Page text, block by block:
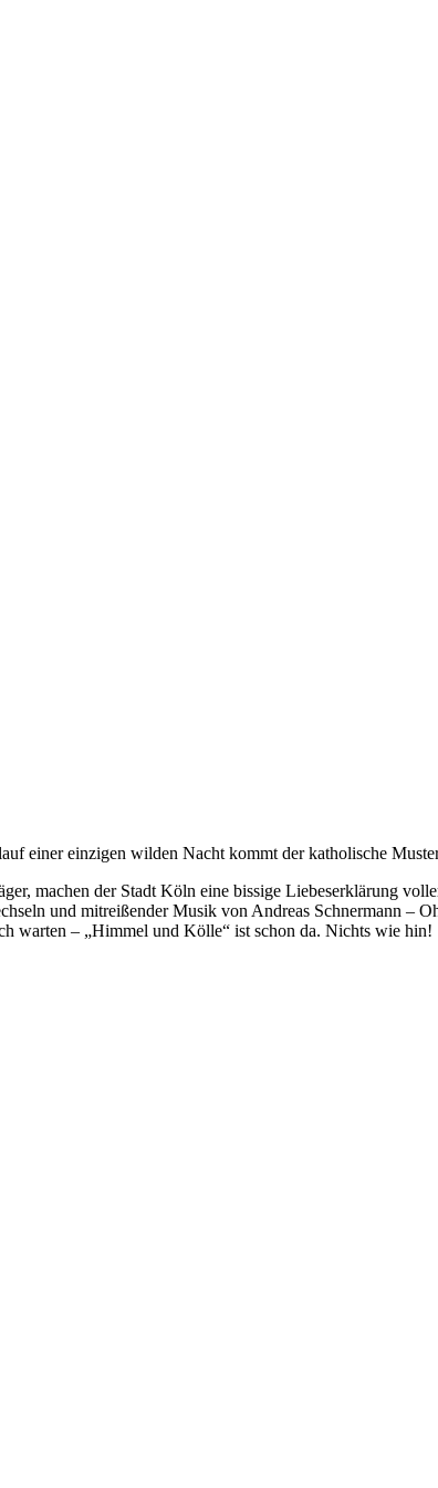
einer einzigen wilden Nacht kommt der katholische
machen der Stadt Köln eine bissige Liebeserklärung
und mitreißender Musik von Andreas Schnermann –
warten – „Himmel und Kölle“ ist schon da. Nichts wie hin!